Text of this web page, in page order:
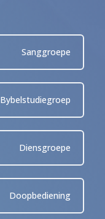
Sanggroepe
Bybelstudiegroep
Diensgroepe
Doopbediening